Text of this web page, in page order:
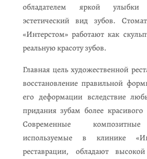
обладателем яркой
эстетический вид зубов.
«Интерстом» работают как
реальную красоту зубов.
Главная цель художественной
восстановление правильной
его деформации вследствие
придания зубам более
Современные
используемые в клинике
реставрации, обладают